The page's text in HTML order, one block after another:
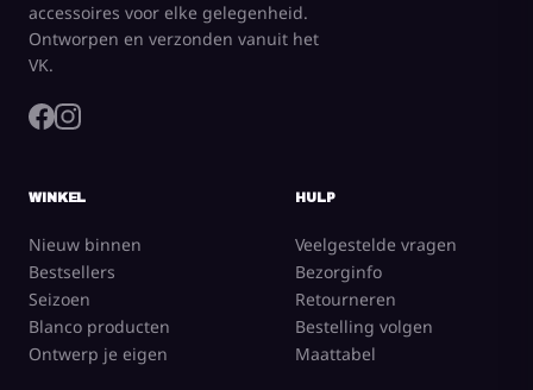
accessoires voor elke gelegenheid.
Ontworpen en verzonden vanuit het
VK.
WINKEL
Nieuw binnen
Bestsellers
Seizoen
Blanco producten
Ontwerp je eigen
HULP
Veelgestelde vragen
Bezorginfo
Retourneren
Bestelling volgen
Maattabel